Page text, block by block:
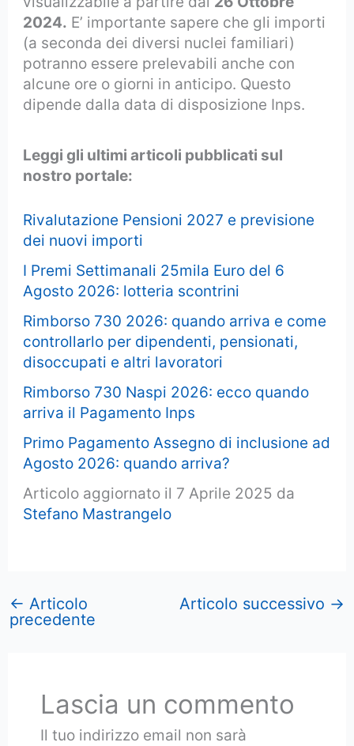
2024. E’ importante sapere che gli importi
(a seconda dei diversi nuclei familiari)
potranno essere prelevabili anche con
alcune ore o giorni in anticipo. Questo
dipende dalla data di disposizione Inps.
Leggi gli ultimi articoli pubblicati sul
nostro portale:
Rivalutazione Pensioni 2027 e previsione
dei nuovi importi
I Premi Settimanali 25mila Euro del 6
Agosto 2026: lotteria scontrini
Rimborso 730 2026: quando arriva e come
controllarlo per dipendenti, pensionati,
disoccupati e altri lavoratori
Rimborso 730 Naspi 2026: ecco quando
arriva il Pagamento Inps
Primo Pagamento Assegno di inclusione ad
Agosto 2026: quando arriva?
Articolo aggiornato il 7 Aprile 2025 da
Stefano Mastrangelo
← Articolo
precedente
Articolo successivo →
Lascia un commento
Il tuo indirizzo email non sarà